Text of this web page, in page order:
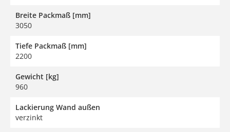
Breite Packmaß [mm]
3050
Tiefe Packmaß [mm]
2200
Gewicht [kg]
960
Lackierung Wand außen
verzinkt